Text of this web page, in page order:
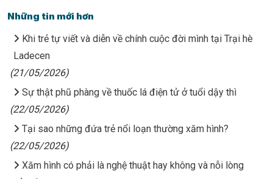
Những tin mới hơn
Khi trẻ tự viết và diễn về chính cuộc đời mình tại Trại hè
Ladecen
(21/05/2026)
Sự thật phũ phàng về thuốc lá điện tử ở tuổi dậy thì
(22/05/2026)
Tại sao những đứa trẻ nổi loạn thường xăm hình?
(22/05/2026)
Xăm hình có phải là nghệ thuật hay không và nỗi lòng